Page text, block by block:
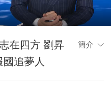
在四方 劉昇
追夢人
簡介